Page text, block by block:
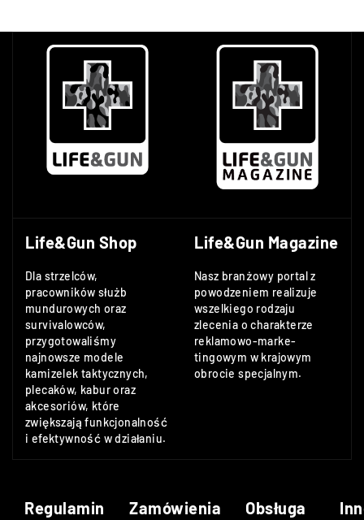
Life&Gun Shop
Dla strzelców,
pracowników służb
mundurowych oraz
survivalowców,
przygotowaliśmy
najnowsze modele
kamizelek taktycznych,
plecaków, kabur oraz
akcesoriów, które
zwiększają funkcjonalność
i efektywność w działaniu.
Life&Gun Magazine
Nasz branżowy portal z
powodzeniem realizuje
wszelkiego rodzaju
zlecenia o charakterze
reklamowo-marke-
tingowym w krajowym
obrocie specjalnym.
Regulamin Zamówienia
Obsługa